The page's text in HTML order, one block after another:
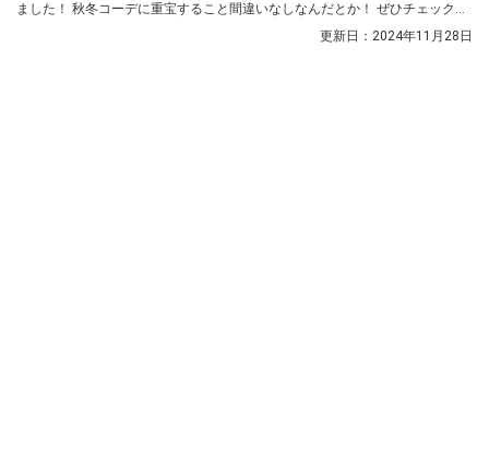
ました！ 秋冬コーデに重宝すること間違いなしなんだとか！ ぜひチェックし
更新日： 2024年11月28日